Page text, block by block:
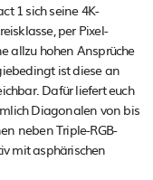
1 sich seine 4K-
per Pixel-
allzu hohen Ansprüche
ist diese an
Dafür liefert euch
Diagonalen von bis
neben Triple-RGB-
mit asphärischen